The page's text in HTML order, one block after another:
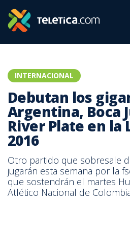
INTERNACIONAL
Debutan los
Argentina, Boca
River Plate en la
2016
Otro partido que sobresale
jugarán esta semana por la
que sostendrán el martes
Atlético Nacional de